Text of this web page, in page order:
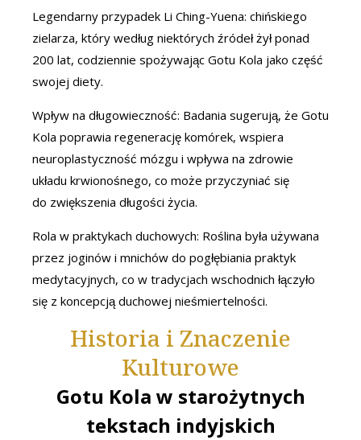
Legendarny przypadek Li Ching-Yuena: chińskiego
zielarza, który według niektórych źródeł żył ponad
200 lat, codziennie spożywając Gotu Kola jako część
swojej diety.
Wpływ na długowieczność: Badania sugerują, że Gotu
Kola poprawia regenerację komórek, wspiera
neuroplastyczność mózgu i wpływa na zdrowie
układu krwionośnego, co może przyczyniać się
do zwiększenia długości życia.
Rola w praktykach duchowych: Roślina była używana
przez joginów i mnichów do pogłębiania praktyk
medytacyjnych, co w tradycjach wschodnich łączyło
się z koncepcją duchowej nieśmiertelności.
Historia i Znaczenie
Kulturowe
Gotu Kola w starożytnych
tekstach indyjskich